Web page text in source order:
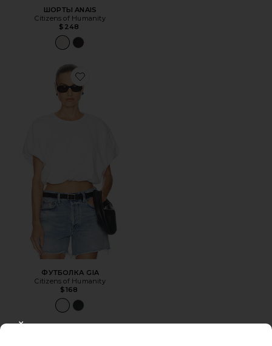
ШОРТЫ ANAIS
Citizens of Humanity
$248
Favorite ФУТБОЛКА GIA
ФУТБОЛКА GIA
Citizens of Humanity
$168